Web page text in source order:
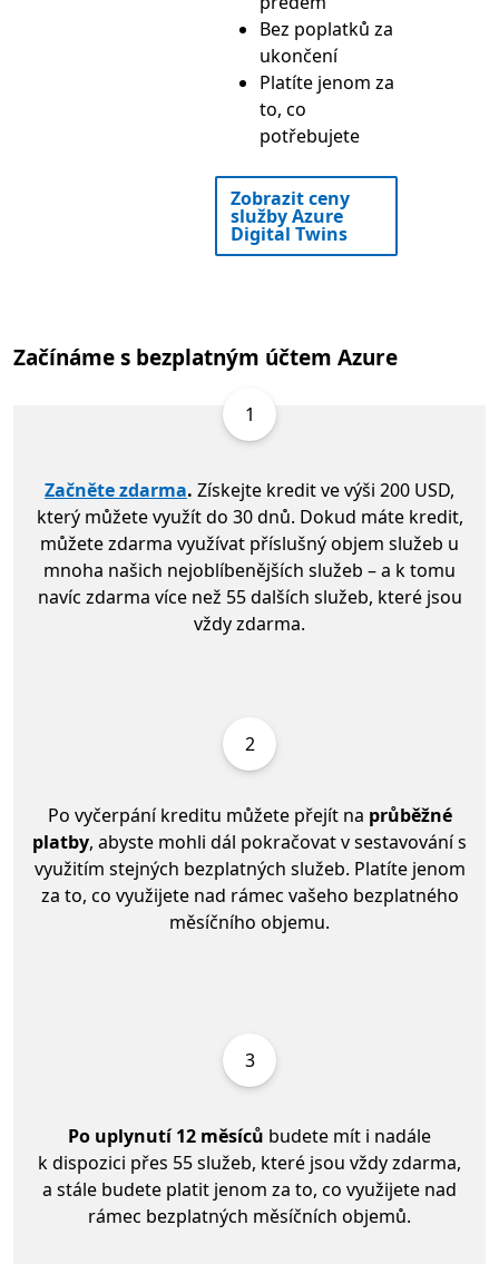
Bez poplatků za
ukončení
Platíte jenom za
to, co
potřebujete
Zobrazit ceny
služby Azure
Digital Twins
Začínáme s bezplatným účtem Azure
1
Začněte zdarma. Získejte kredit ve výši 200 USD,
který můžete využít do 30 dnů. Dokud máte kredit,
můžete zdarma využívat příslušný objem služeb u
mnoha našich nejoblíbenějších služeb – a k tomu
navíc zdarma více než 55 dalších služeb, které jsou
vždy zdarma.
2
Po vyčerpání kreditu můžete přejít na průběžné
platby, abyste mohli dál pokračovat v sestavování s
využitím stejných bezplatných služeb. Platíte jenom
za to, co využijete nad rámec vašeho bezplatného
měsíčního objemu.
3
Po uplynutí 12 měsíců budete mít i nadále
k dispozici přes 55 služeb, které jsou vždy zdarma,
a stále budete platit jenom za to, co využijete nad
rámec bezplatných měsíčních objemů.